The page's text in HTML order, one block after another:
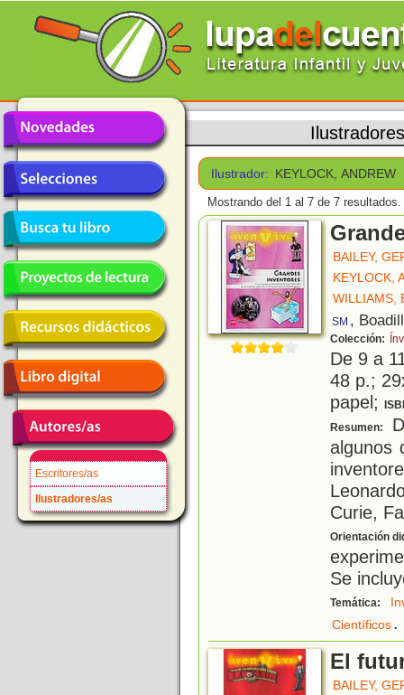
Escritores/as
Ilustradores/as
Ilustradores
Ilustrador: KEYLOCK, ANDREW
Mostrando del 1 al 7 de 7 resultados.
BAILEY,
KEYLOCK,
WILLIAMS,
SM ,
Colección:
De 9 a
48 p.;
papel;
Resumen:
algunos
Curie,
Orientación
Se
Temática:
Científicos.
El
BAILEY,